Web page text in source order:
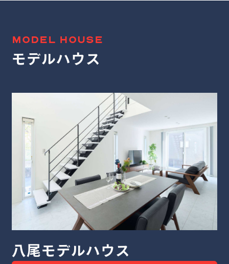
MODEL HOUSE
モデルハウス
堺モデルハウス